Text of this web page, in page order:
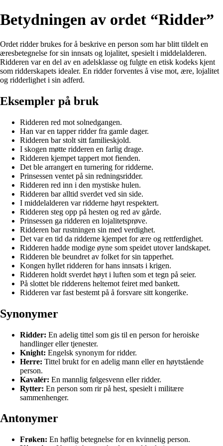
Betydningen av ordet “Ridder”
Ordet ridder brukes for å beskrive en person som har blitt tildelt en
æresbetegnelse for sin innsats og lojalitet, spesielt i middelalderen.
Ridderen var en del av en adelsklasse og fulgte en etisk kodeks kjent
som ridderskapets idealer. En ridder forventes å vise mot, ære, lojalitet
og ridderlighet i sin adferd.
Eksempler på bruk
Ridderen red mot solnedgangen.
Han var en tapper ridder fra gamle dager.
Ridderen bar stolt sitt familieskjold.
I skogen møtte ridderen en farlig drage.
Ridderen kjempet tappert mot fienden.
Det ble arrangert en turnering for ridderne.
Prinsessen ventet på sin redningsridder.
Ridderen red inn i den mystiske hulen.
Ridderen bar alltid sverdet ved sin side.
I middelalderen var ridderne høyt respektert.
Ridderen steg opp på hesten og red av gårde.
Prinsessen ga ridderen en lojalitetsprøve.
Ridderen bar rustningen sin med verdighet.
Det var en tid da ridderne kjempet for ære og rettferdighet.
Ridderen hadde modige øyne som speidet utover landskapet.
Ridderen ble beundret av folket for sin tapperhet.
Kongen hyllet ridderen for hans innsats i krigen.
Ridderen holdt sverdet høyt i luften som et tegn på seier.
På slottet ble ridderens heltemot feiret med bankett.
Ridderen var fast bestemt på å forsvare sitt kongerike.
Synonymer
Ridder: En adelig tittel som gis til en person for heroiske
handlinger eller tjenester.
Knight: Engelsk synonym for ridder.
Herre: Tittel brukt for en adelig mann eller en høytstående
person.
Kavalér: En mannlig følgesvenn eller ridder.
Rytter: En person som rir på hest, spesielt i militære
sammenhenger.
Antonymer
Frøken: En høflig betegnelse for en kvinnelig person.